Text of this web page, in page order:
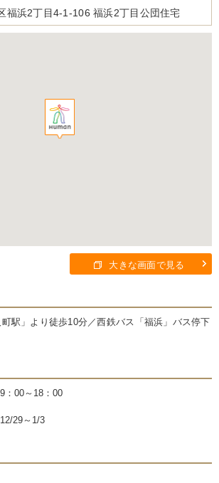
福浜2丁目4-1-106 福浜2丁目公団住宅
大きな画面で見る
駅」より徒歩10分／西鉄バス「福浜」バス停下
：00～18：00
29～1/3